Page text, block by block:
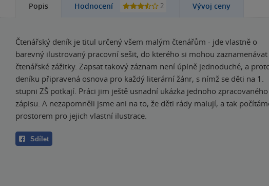
Popis Hodnocení 2 Vývoj ceny
Čtenářský deník je titul určený všem malým čtenářům - jde vlastně o
barevný ilustrovaný pracovní sešit, do kterého si mohou zaznamenávat
čtenářské zážitky. Zapsat takový záznam není úplně jednoduché, a
deníku připravená osnova pro každý literární žánr, s nímž se děti na 1.
stupni ZŠ potkají. Práci jim ještě usnadní ukázka jednoho zpracovaného
zápisu. A nezapomněli jsme ani na to, že děti rády malují, a tak
prostorem pro jejich vlastní ilustrace.
Sdílet